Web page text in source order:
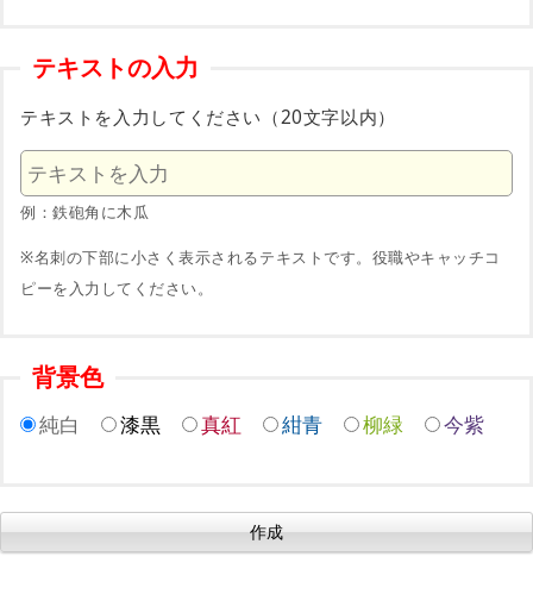
テキストの入力
テキストを入力してください（20文字以内）
例：鉄砲角に木瓜
※名刺の下部に小さく表示されるテキストです。役職やキャッチコ
ピーを入力してください。
背景色
純白 漆黒 真紅 紺青 柳緑 今紫